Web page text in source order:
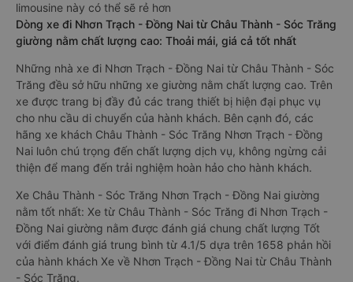
limousine này có thể sẽ rẻ hơn
Dòng xe đi Nhơn Trạch - Đồng Nai từ Châu Thành - Sóc Trăng
giường nằm chất lượng cao: Thoải mái, giá cả tốt nhất
Những nhà xe đi Nhơn Trạch - Đồng Nai từ Châu Thành - Sóc
Trăng đều sở hữu những xe giường nằm chất lượng cao. Trên
xe được trang bị đầy đủ các trang thiết bị hiện đại phục vụ
cho nhu cầu di chuyển của hành khách. Bên cạnh đó, các
hãng xe khách Châu Thành - Sóc Trăng Nhơn Trạch - Đồng
Nai luôn chú trọng đến chất lượng dịch vụ, không ngừng cải
thiện để mang đến trải nghiệm hoàn hảo cho hành khách.
Xe Châu Thành - Sóc Trăng Nhơn Trạch - Đồng Nai giường
nằm tốt nhất: Xe từ Châu Thành - Sóc Trăng đi Nhơn Trạch -
Đồng Nai giường nằm được đánh giá chung chất lượng Tốt
với điểm đánh giá trung bình từ 4.1/5 dựa trên 1658 phản hồi
của hành khách Xe về Nhơn Trạch - Đồng Nai từ Châu Thành
- Sóc Trăng.